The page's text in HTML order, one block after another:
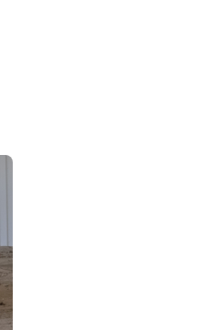
000 km, un kilometraje
en muy buen estado. La
buen estado. La tapicería de